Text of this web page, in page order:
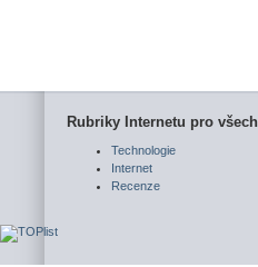
Rubriky Internetu pro
Technologie
Internet
Recenze